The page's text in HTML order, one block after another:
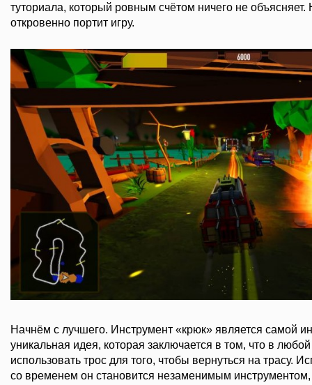
туториала, который ровным счётом ничего не объясняет.
откровенно портит игру.
Начнём с лучшего. Инструмент «крюк» является самой
уникальная идея, которая заключается в том, что в
использовать трос для того, чтобы вернуться на трасу.
со временем он становится незаменимым инструментом,